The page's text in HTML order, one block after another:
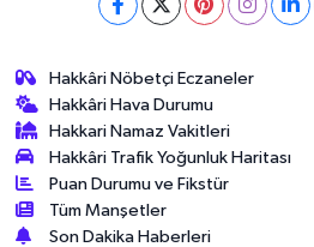
Hakkâri Nöbetçi Eczaneler
Hakkâri Hava Durumu
Hakkari Namaz Vakitleri
Hakkâri Trafik Yoğunluk Haritası
Puan Durumu ve Fikstür
Tüm Manşetler
Son Dakika Haberleri